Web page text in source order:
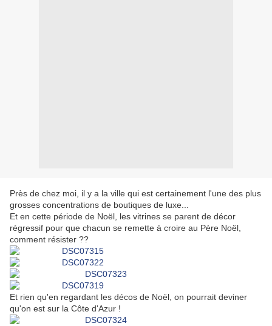
Près de chez moi, il y a la ville qui est certainement l'une des plus
grosses concentrations de boutiques de luxe...
Et en cette période de Noël, les vitrines se parent de décor
régressif pour que chacun se remette à croire au Père Noël,
comment résister ??
Et rien qu'en regardant les décos de Noël, on pourrait deviner
qu'on est sur la Côte d'Azur !